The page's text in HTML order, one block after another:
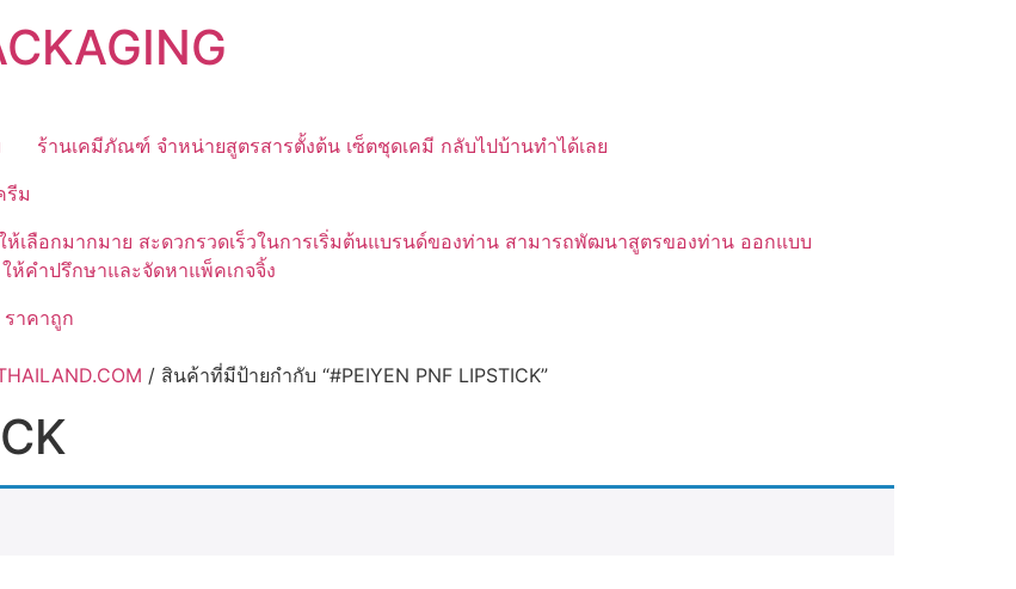
ร้านเคมีภัณฑ์ จำหน่ายสูตรสารตั้งต้น เซ็ตชุดเคมี กลับไปบ้านทำได้เลย
รีม
ห้เลือกมากมาย สะดวกรวดเร็วในการเริ่มต้นแบรนด์ของท่าน สามารถพัฒนาสูตรของท่าน ออกแบบ
ห้คำปรึกษาและจัดหาแพ็คเกจจิ้ง
าคาถูก
/ สินค้าที่มีป้ายกำกับ “#PEIYEN PNF LIPSTICK”